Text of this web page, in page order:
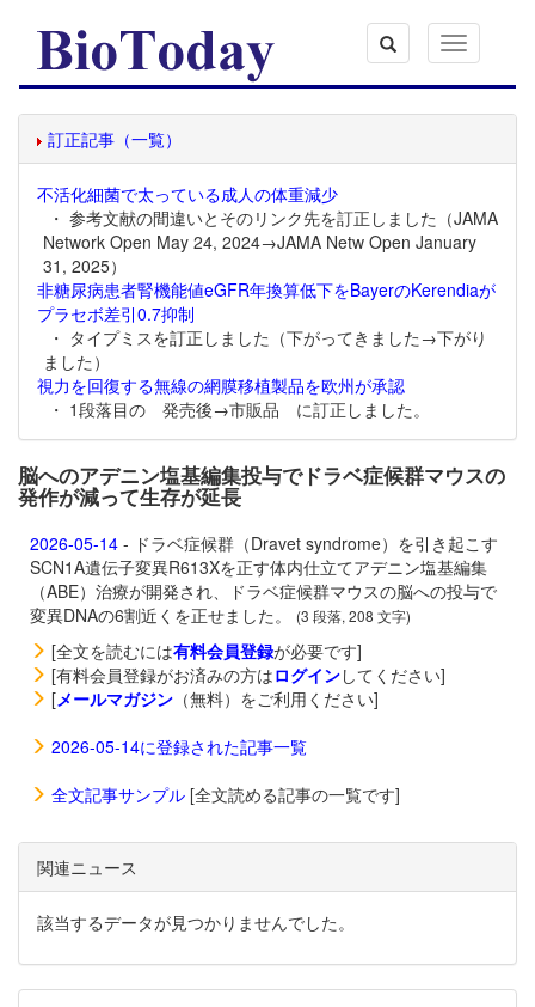
Toggle
navigation
訂正記事（一覧）
不活化細菌で太っている成人の体重減少
・ 参考文献の間違いとそのリンク先を訂正しました（JAMA
Network Open May 24, 2024→JAMA Netw Open January
31, 2025）
非糖尿病患者腎機能値eGFR年換算低下をBayerのKerendiaが
プラセボ差引0.7抑制
・ タイプミスを訂正しました（下がってきました→下がり
ました）
視力を回復する無線の網膜移植製品を欧州が承認
・ 1段落目の 発売後→市販品 に訂正しました。
脳へのアデニン塩基編集投与でドラベ症候群マウスの
発作が減って生存が延長
2026-05-14 - ドラベ症候群（Dravet syndrome）を引き起こす
SCN1A遺伝子変異R613Xを正す体内仕立てアデニン塩基編集
（ABE）治療が開発され、ドラベ症候群マウスの脳への投与で
変異DNAの6割近くを正せました。
(3 段落, 208 文字)
[全文を読むには有料会員登録が必要です]
[有料会員登録がお済みの方はログインしてください]
[メールマガジン （無料）をご利用ください]
2026-05-14に登録された記事一覧
全文記事サンプル [全文読める記事の一覧です]
関連ニュース
該当するデータが見つかりませんでした。